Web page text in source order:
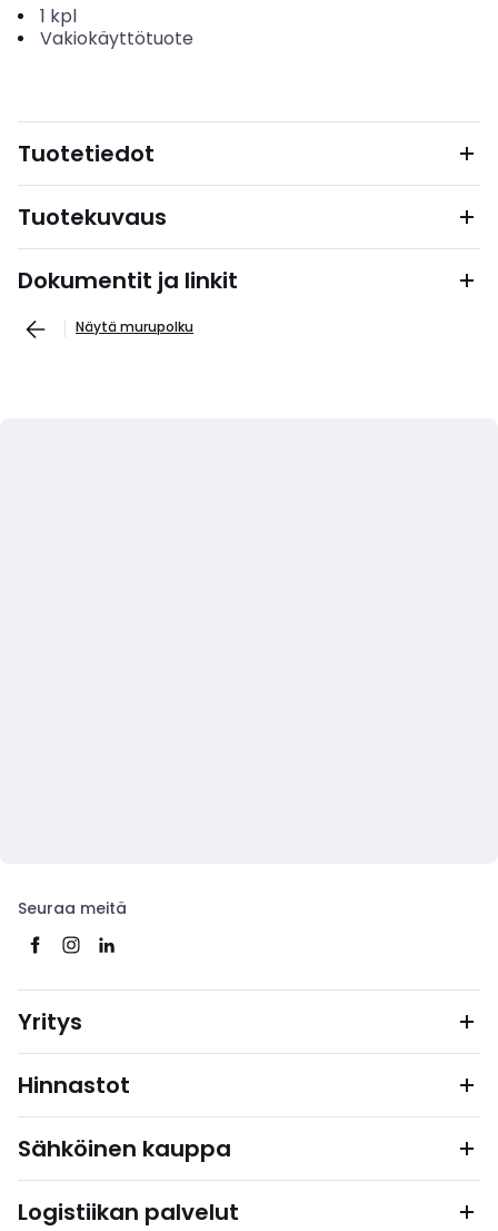
1 kpl
Vakiokäyttötuote
Tuotetiedot
Tuotekuvaus
Dokumentit ja linkit
Näytä murupolku
Seuraa meitä
Yritys
Hinnastot
Sähköinen kauppa
Logistiikan palvelut